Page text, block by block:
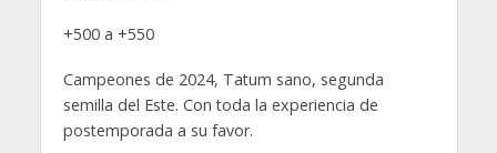
+500 a +550
Campeones de 2024, Tatum sano, segunda
semilla del Este. Con toda la experiencia de
postemporada a su favor.